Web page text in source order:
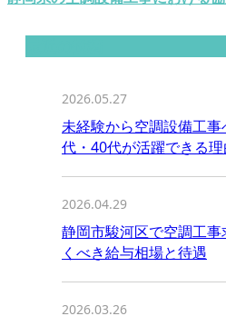
2026.05.27
未経験から空調設備工
代・40代が活躍できる理
2026.04.29
静岡市駿河区で空調工
くべき給与相場と待遇
2026.03.26